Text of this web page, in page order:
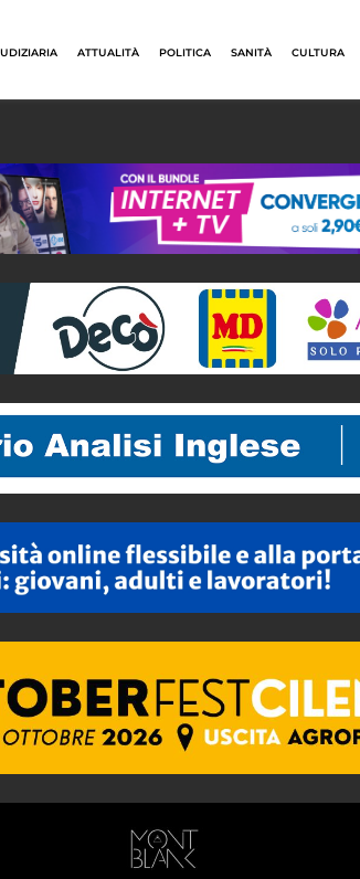
ATTUALITÀ POLITICA SANITÀ CULTURA